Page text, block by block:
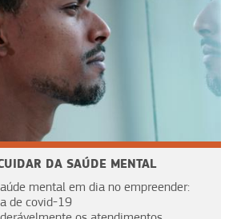
DA SAÚDE MENTAL
mental em dia no empreender:
de covid-19